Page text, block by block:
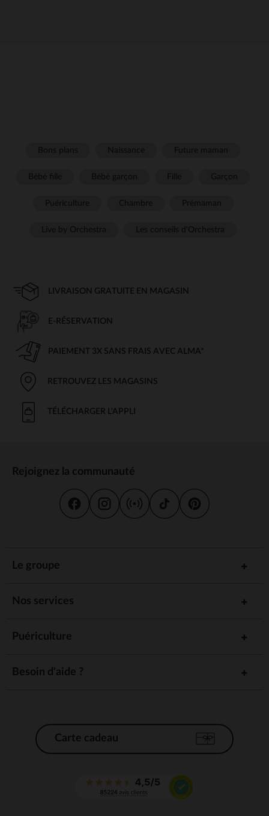
LIVRAISON GRATUITE EN MAGASIN
E-RÉSERVATION
PAIEMENT 3X SANS FRAIS AVEC ALMA*
RETROUVEZ LES MAGASINS
TÉLÉCHARGER L'APPLI
Rejoignez la communauté
Le groupe
Nos services
Puériculture
Besoin d'aide ?
Carte cadeau